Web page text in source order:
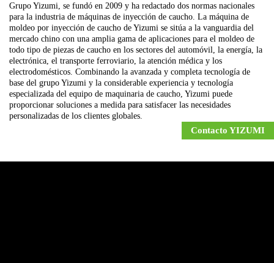
Grupo Yizumi, se fundó en 2009 y ha redactado dos normas nacionales
para la industria de máquinas de inyección de caucho. La máquina de
moldeo por inyección de caucho de Yizumi se sitúa a la vanguardia del
mercado chino con una amplia gama de aplicaciones para el moldeo de
todo tipo de piezas de caucho en los sectores del automóvil, la energía, la
electrónica, el transporte ferroviario, la atención médica y los
electrodomésticos. Combinando la avanzada y completa tecnología de
base del grupo Yizumi y la considerable experiencia y tecnología
especializada del equipo de maquinaria de caucho, Yizumi puede
proporcionar soluciones a medida para satisfacer las necesidades
personalizadas de los clientes globales.
Contacto YIZUMI